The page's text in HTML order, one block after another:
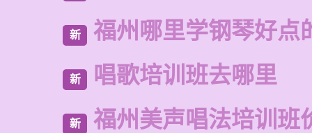
新 福州哪里学钢琴好点
新 唱歌培训班去哪里
新 福州美声唱法培训班